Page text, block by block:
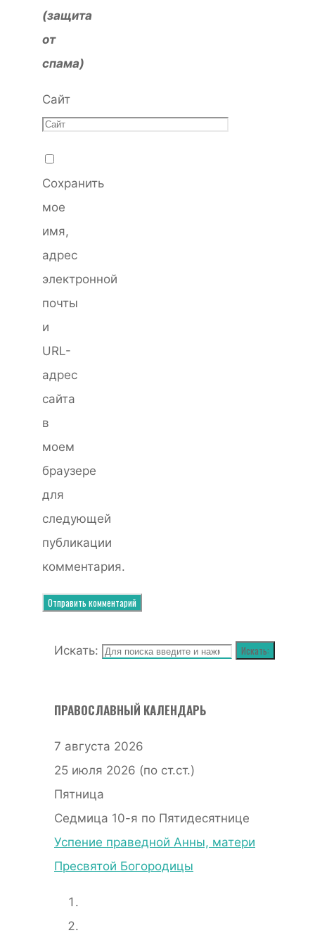
(защита
от
спама)
Сайт
Сохранить
мое
имя,
адрес
электронной
почты
и
URL-
адрес
сайта
в
моем
браузере
для
следующей
публикации
комментария.
Искать: Искать:
ПРАВОСЛАВНЫЙ КАЛЕНДАРЬ
7 августа 2026
25 июля 2026 (по ст.ст.)
Пятница
Седмица 10-я по Пятидесятнице
Успение праведной Анны, матери
Пресвятой Богородицы